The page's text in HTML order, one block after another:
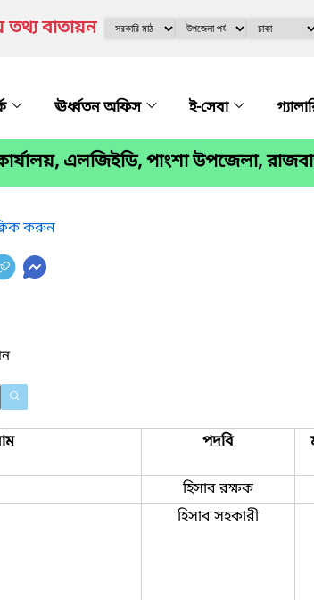
তথ্য বাতায়ন
ঊর্ধ্বতন অফিস ই-সেবা
এলজিইডি, পাংশা উপজেলা,
করুন
পদবি
হিসাব রক্ষক
হিসাব সহকারী